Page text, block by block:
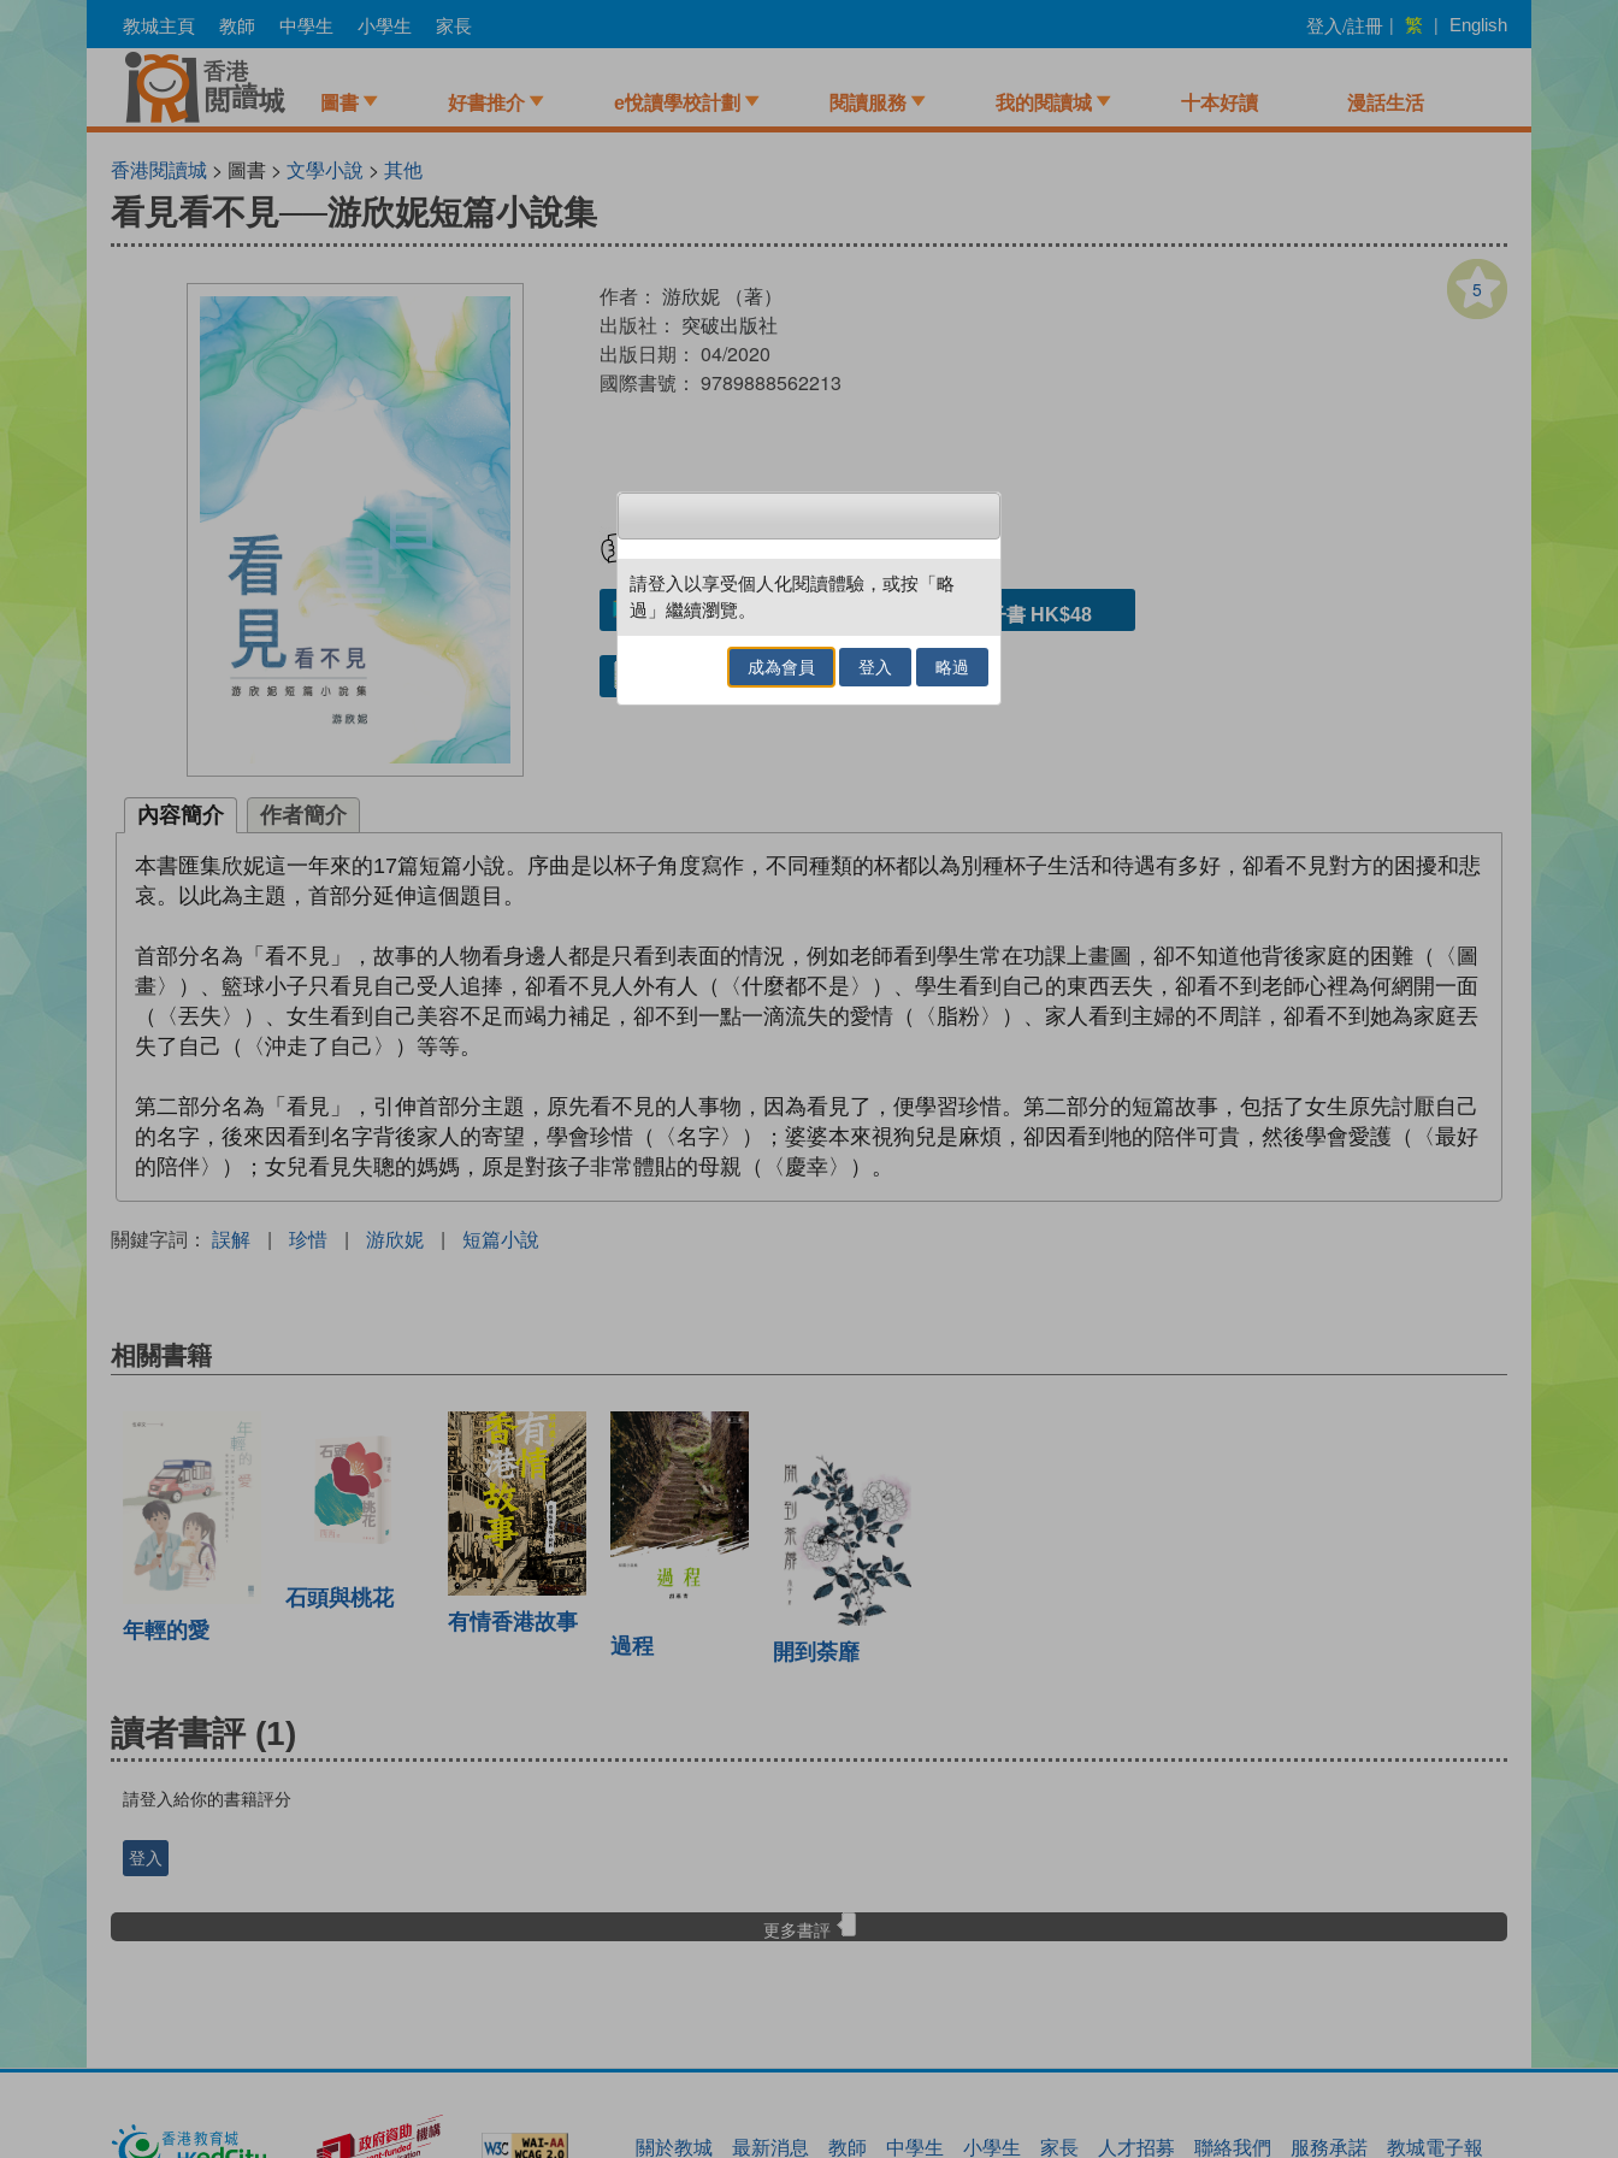
to
教城主頁 教師 中學生 小學生 家長 登入/註冊 | 繁 | English
圖書 好書推介 e悅讀學校計劃 閱讀服務 我的閱讀城 十本好讀 漫話生活
香港閱讀城 > 圖書 > 文學小說 > 其他
看見看不見──游欣妮短篇小說集
5
作者： 游欣妮 （著）
出版社： 突破出版社
出版日期： 04/2020
國際書號： 9789888562213
加入／閱讀電子書 購買電子書 HK$48
借閱實體書
內容簡介 作者簡介
本書匯集欣妮這一年來的17篇短篇小說。序曲是以杯子角度寫作，不同種類的杯都以為別種杯子生活和待遇有多好，卻看不見對方的困擾和悲
哀。以此為主題，首部分延伸這個題目。
首部分名為「看不見」，故事的人物看身邊人都是只看到表面的情況，例如老師看到學生常在功課上畫圖，卻不知道他背後家庭的困難（〈圖
畫〉）、籃球小子只看見自己受人追捧，卻看不見人外有人（〈什麼都不是〉）、學生看到自己的東西丟失，卻看不到老師心裡為何網開一面
（〈丟失〉）、女生看到自己美容不足而竭力補足，卻不到一點一滴流失的愛情（〈脂粉〉）、家人看到主婦的不周詳，卻看不到她為家庭丟
失了自己（〈沖走了自己〉）等等。
第二部分名為「看見」，引伸首部分主題，原先看不見的人事物，因為看見了，便學習珍惜。第二部分的短篇故事，包括了女生原先討厭自己
的名字，後來因看到名字背後家人的寄望，學會珍惜（〈名字〉）；婆婆本來視狗兒是麻煩，卻因看到牠的陪伴可貴，然後學會愛護（〈最好
的陪伴〉）；女兒看見失聰的媽媽，原是對孩子非常體貼的母親（〈慶幸〉）。
關鍵字詞： 誤解 | 珍惜 | 游欣妮 | 短篇小說
相關書籍
年輕的愛
石頭與桃花
有情香港故事
過程
開到荼靡
讀者書評 (1)
請登入給你的書籍評分
登入
更多書評
關於教城 最新消息 教師 中學生 小學生 家長 人才招募 聯絡我們 服務承諾 教城電子報
請登入以享受個人化閱讀體驗，或按「略
過」繼續瀏覽。
成為會員 登入 略過